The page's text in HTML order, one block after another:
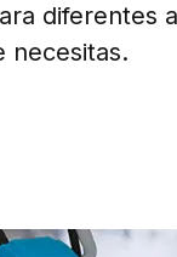
diferentes
necesitas.